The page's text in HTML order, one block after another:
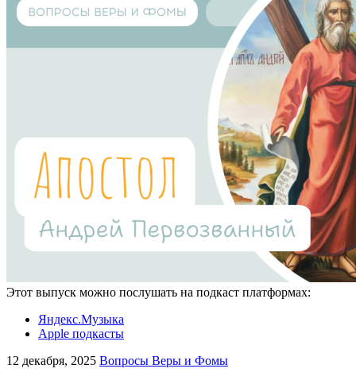
Этот выпуск можно послушать на подкаст платформах:
Яндекс.Музыка
Apple подкасты
12 декабря, 2025 Вопросы Веры и Фомы